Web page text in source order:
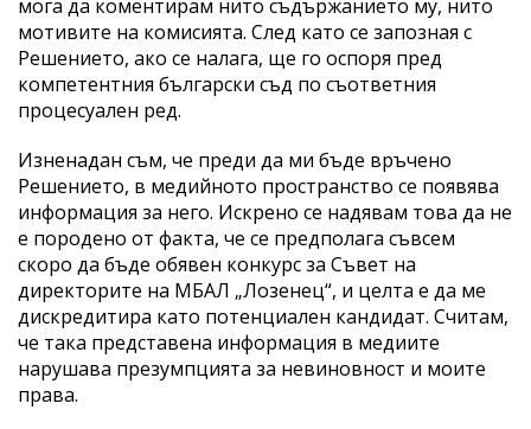
мога да коментирам нито съдържанието му, нито
мотивите на комисията. След като се запозная с
Решението, ако се налага, ще го оспоря пред
компетентния български съд по съответния
процесуален ред.
Изненадан съм, че преди да ми бъде връчено
Решението, в медийното пространство се появява
информация за него. Искрено се надявам това да не
е породено от факта, че се предполага съвсем
скоро да бъде обявен конкурс за Съвет на
директорите на МБАЛ „Лозенец“, и целта е да ме
дискредитира като потенциален кандидат. Считам,
че така представена информация в медиите
нарушава презумпцията за невиновност и моите
права.